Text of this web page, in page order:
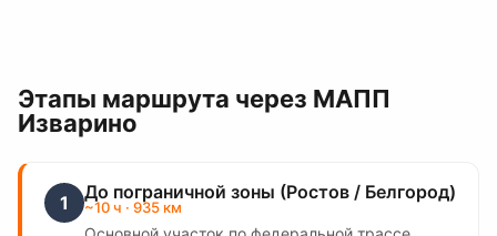
Этапы маршрута через МАПП
Изварино
1 До пограничной зоны (Ростов / Белгород)
~10 ч · 935 км